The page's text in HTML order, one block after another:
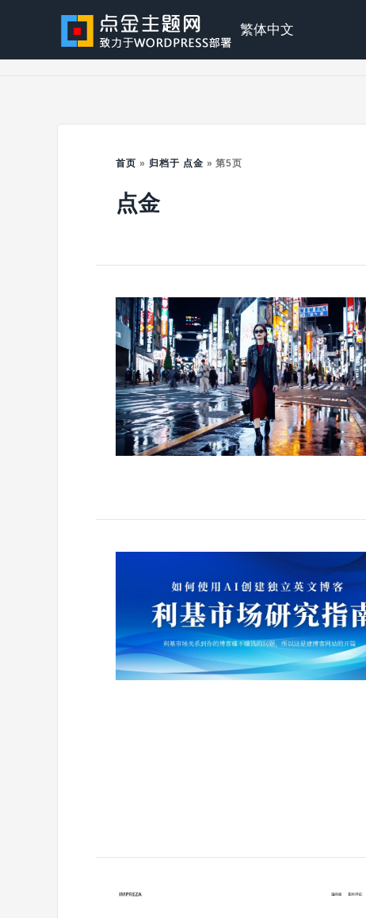
点
繁体中文
首页 » 归档于 点金 »第5页
点金